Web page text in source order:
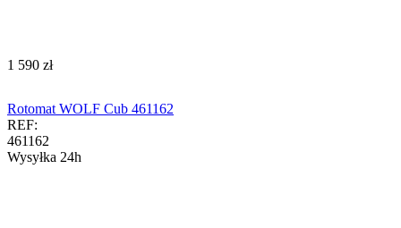
‍1 590‍ zł
Rotomat WOLF Cub 461162
REF:
461162
Wysyłka 24h